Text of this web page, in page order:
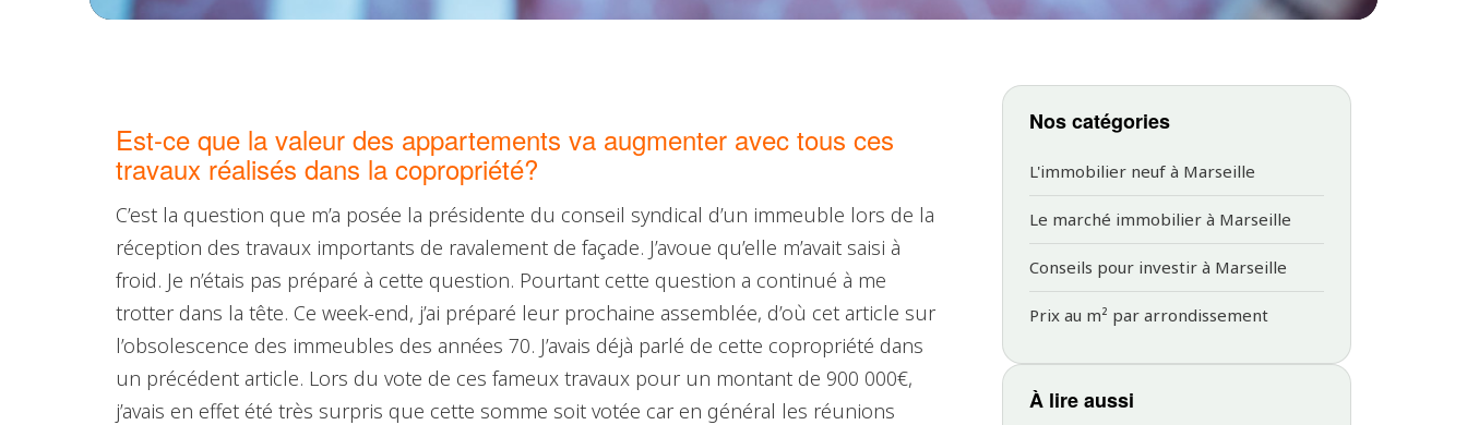
Est-ce que la valeur des appartements va augmenter avec tous ces
travaux réalisés dans la copropriété?
C’est la question que m’a posée la présidente du conseil syndical d’un immeuble lors de la
réception des travaux importants de ravalement de façade. J’avoue qu’elle m’avait saisi à
froid. Je n’étais pas préparé à cette question. Pourtant cette question a continué à me
trotter dans la tête. Ce week-end, j’ai préparé leur prochaine assemblée, d’où cet article sur
l’obsolescence des immeubles des années 70. J’avais déjà parlé de cette copropriété dans
un précédent article. Lors du vote de ces fameux travaux pour un montant de 900 000€,
j’avais en effet été très surpris que cette somme soit votée car en général les réunions
Nos catégories
L'immobilier neuf à Marseille
Le marché immobilier à Marseille
Conseils pour investir à Marseille
Prix au m² par arrondissement
À lire aussi